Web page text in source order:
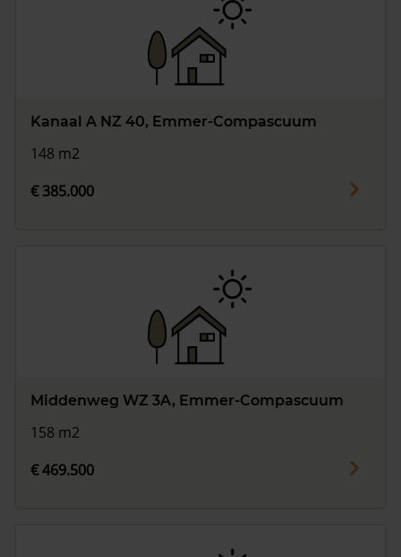
Kanaal A NZ 40, Emmer-Compascuum
148 m2
€ 385.000
Middenweg WZ 3A, Emmer-Compascuum
158 m2
€ 469.500